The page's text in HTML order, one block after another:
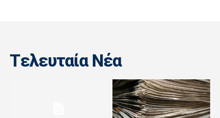
Tελευταία Nέα